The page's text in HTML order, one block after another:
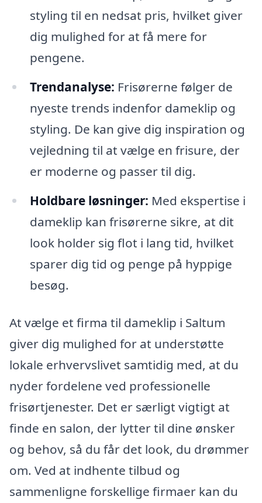
styling til en nedsat pris, hvilket giver
dig mulighed for at få mere for
pengene.
Trendanalyse: Frisørerne følger de
nyeste trends indenfor dameklip og
styling. De kan give dig inspiration og
vejledning til at vælge en frisure, der
er moderne og passer til dig.
Holdbare løsninger: Med ekspertise i
dameklip kan frisørerne sikre, at dit
look holder sig flot i lang tid, hvilket
sparer dig tid og penge på hyppige
besøg.
At vælge et firma til dameklip i Saltum
giver dig mulighed for at understøtte
lokale erhvervslivet samtidig med, at du
nyder fordelene ved professionelle
frisørtjenester. Det er særligt vigtigt at
finde en salon, der lytter til dine ønsker
og behov, så du får det look, du drømmer
om. Ved at indhente tilbud og
sammenligne forskellige firmaer kan du